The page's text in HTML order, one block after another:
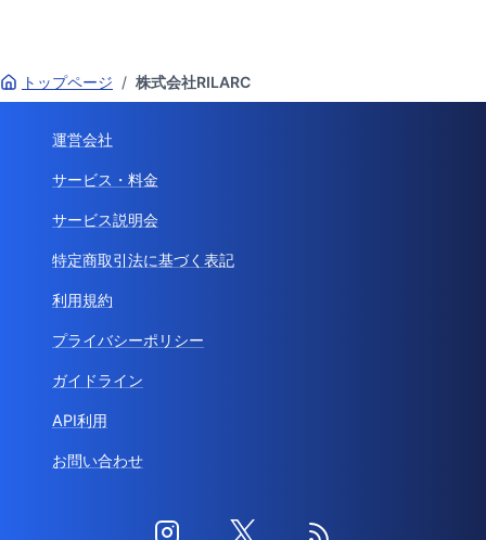
トップページ / 株式会社RILARC
運営会社
サービス・料金
サービス説明会
特定商取引法に基づく表記
利用規約
プライバシーポリシー
ガイドライン
API利用
お問い合わせ